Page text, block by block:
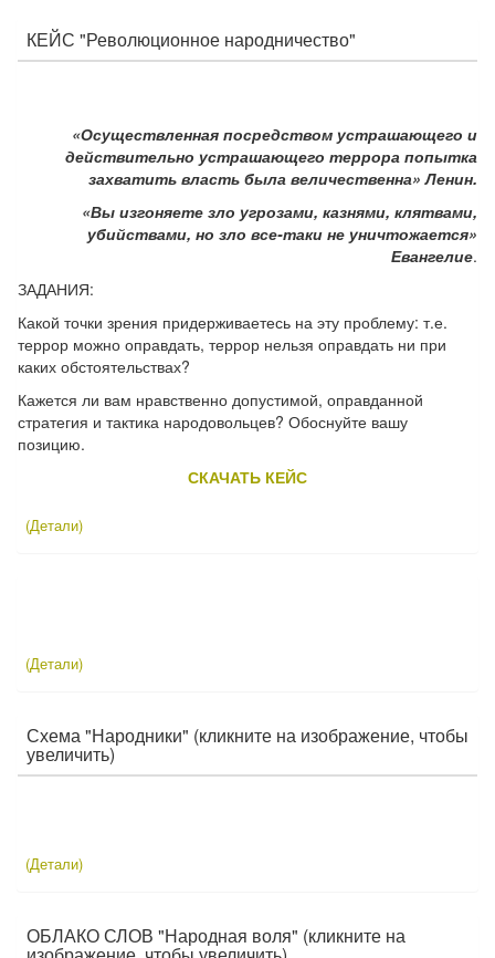
КЕЙС "Революционное народничество"
«Осуществленная посредством устрашающего и
действительно устрашающего террора попытка
захватить власть была величественна» Ленин.
«Вы изгоняете зло угрозами, казнями, клятвами,
убийствами, но зло все-таки не уничтожается»
Евангелие.
ЗАДАНИЯ:
Какой точки зрения придерживаетесь на эту проблему: т.е.
террор можно оправдать, террор нельзя оправдать ни при
каких обстоятельствах?
Кажется ли вам нравственно допустимой, оправданной
стратегия и тактика народовольцев? Обоснуйте вашу
позицию.
СКАЧАТЬ КЕЙС
(Детали)
(Детали)
Схема "Народники" (кликните на изображение, чтобы
увеличить)
(Детали)
ОБЛАКО СЛОВ "Народная воля" (кликните на